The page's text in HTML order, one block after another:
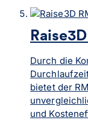
Durch die
bietet der
und